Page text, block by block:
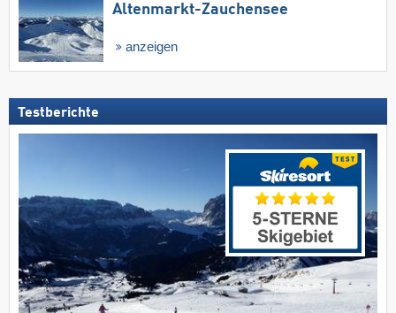
Altenmarkt-Zauchensee
anzeigen
Testberichte